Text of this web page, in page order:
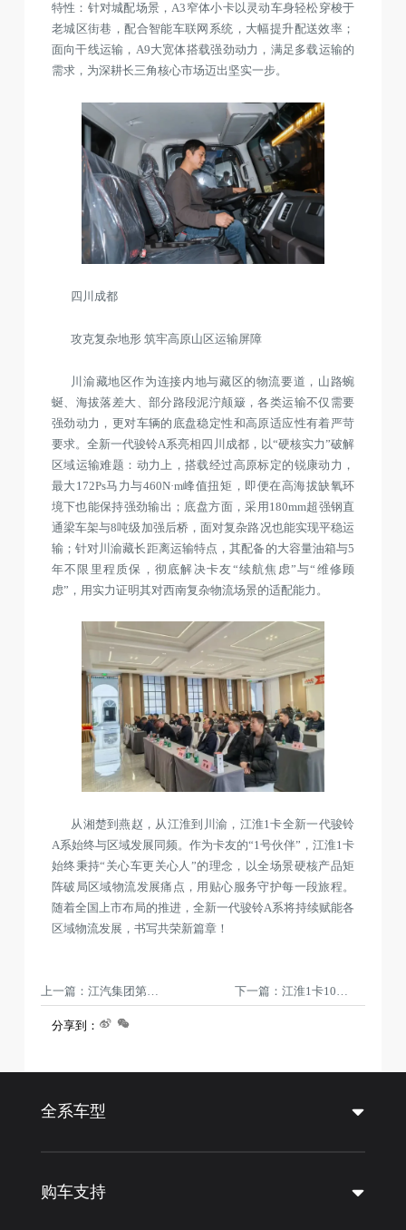
特性：针对城配场景，A3窄体小卡以灵动车身轻松穿梭于
老城区街巷，配合智能车联网系统，大幅提升配送效率；
面向干线运输，A9大宽体搭载强劲动力，满足多载运输的
需求，为深耕长三角核心市场迈出坚实一步。
四川成都
攻克复杂地形 筑牢高原山区运输屏障
川渝藏地区作为连接内地与藏区的物流要道，山路蜿
蜒、海拔落差大、部分路段泥泞颠簸，各类运输不仅需要
强劲动力，更对车辆的底盘稳定性和高原适应性有着严苛
要求。全新一代骏铃A系亮相四川成都，以“硬核实力”破解
区域运输难题：动力上，搭载经过高原标定的锐康动力，
最大172Ps马力与460N·m峰值扭矩，即便在高海拔缺氧环
境下也能保持强劲输出；底盘方面，采用180mm超强钢直
通梁车架与8吨级加强后桥，面对复杂路况也能实现平稳运
输；针对川渝藏长距离运输特点，其配备的大容量油箱与5
年不限里程质保，彻底解决卡友“续航焦虑”与“维修顾
虑”，用实力证明其对西南复杂物流场景的适配能力。
从湘楚到燕赵，从江淮到川渝，江淮1卡全新一代骏铃
A系始终与区域发展同频。作为卡友的“1号伙伴”，江淮1卡
始终秉持“关心车更关心人”的理念，以全场景硬核产品矩
阵破局区域物流发展痛点，用贴心服务守护每一段旅程。
随着全国上市布局的推进，全新一代骏铃A系将持续赋能各
区域物流发展，书写共荣新篇章！
分享到：
全系车型
购车支持